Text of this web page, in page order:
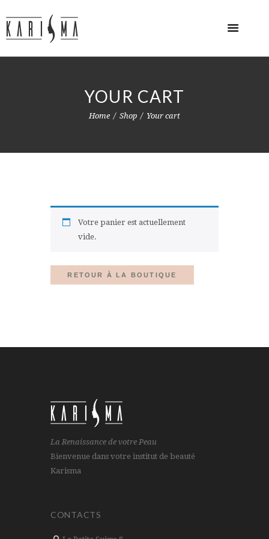
YOUR CART
Home Shop Your cart
Votre panier est actuellement
vide.
RETOUR À LA BOUTIQUE
La Renaissance de votre Peau
Bienvenue dans votre institut de beauté
Karisma
CONTACTS